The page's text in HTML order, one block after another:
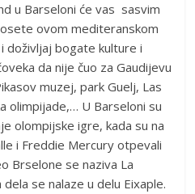
u Barseloni će vas sasvim
ovom mediteranskom
doživljaj bogate kulture i
da nije čuo za Gaudijevu
muzej, park Guelj, Las
olimpijade,… U Barseloni su
olompijske igre, kada su na
i Freddie Mercury otpevali
Brselone se naziva La
se nalaze u delu Eixaple.